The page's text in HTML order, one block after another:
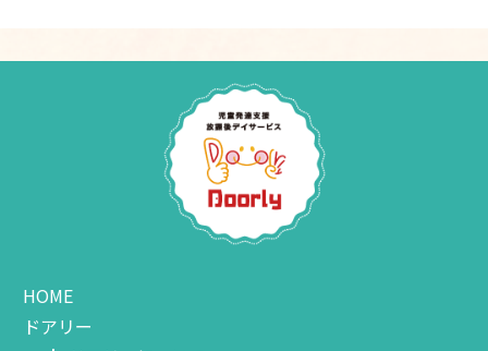
HOME
ドアリー